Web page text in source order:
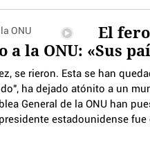
El
a la ONU: «Sus
se rieron. Esta se han
ha dejado atónito a un
General de la ONU han
estadounidense fue